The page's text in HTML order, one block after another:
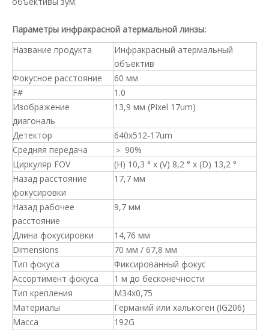
Параметры инфракрасной атермальной линзы:
Название продукта
Инфракрасный атермальный
объектив
Фокусное расстояние
60 мм
F#
1.0
Изображение
диагональ
13,9 мм (Pixel 17um)
Детектор
640x512-17um
Средняя передача
＞ 90%
Циркуляр FOV
(H) 10,3 ° x (V) 8,2 ° x (D) 13,2 °
Назад расстояние
фокусировки
17,7 мм
Назад рабочее
расстояние
9,7 мм
Длина фокусировки
14,76 мм
Dimensions
70 мм / 67,8 мм
Тип фокуса
Фиксированный фокус
Ассортимент фокуса
1 м до бесконечности
Тип крепления
M34x0,75
Материалы
Германий или халькоген (IG206)
Масса
192G